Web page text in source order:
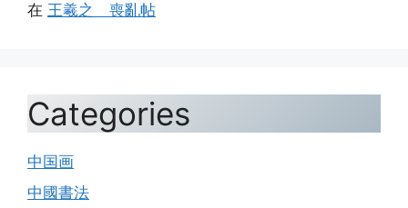
在 王羲之 喪亂帖
Categories
中国画
中國書法